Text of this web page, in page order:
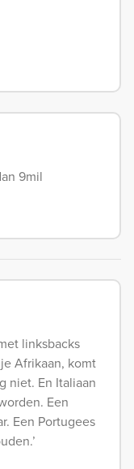
9mil
linksbacks
Afrikaan, komt
niet. En Italiaan
Een
Een Portugees